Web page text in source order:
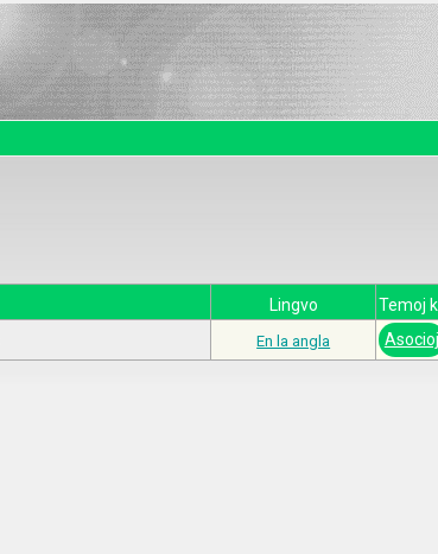
Lingvo
Temoj
En la angla Asocioj